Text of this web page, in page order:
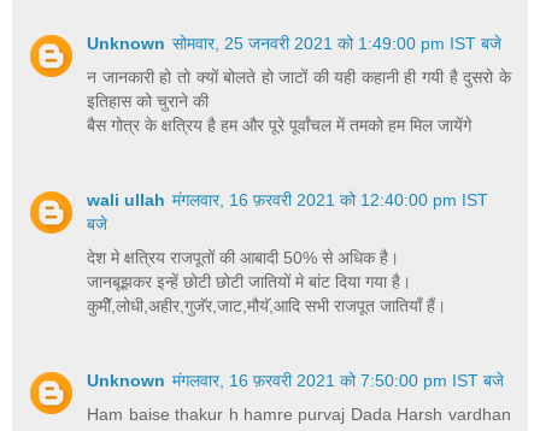
Unknown सोमवार, 25 जनवरी 2021 को 1:49:00 pm IST बजे
न जानकारी हो तो क्यों बोलते हो जाटों की यही कहानी ही गयी है दुसरो के
इतिहास को चुराने की
बैस गोत्र के क्षत्रिय है हम और पूरे पूर्वांचल में तमको हम मिल जायेंगे
wali ullah मंगलवार, 16 फ़रवरी 2021 को 12:40:00 pm IST
बजे
देश मे क्षत्रिय राजपूतों की आबादी 50% से अधिक है।
जानबूझकर इन्हें छोटी छोटी जातियों मे बांट दिया गया है।
कुमीॅ,लोधी,अहीर,गुजॅर,जाट,मौयॅ,आदि सभी राजपूत जातियाँ हैं।
Unknown मंगलवार, 16 फ़रवरी 2021 को 7:50:00 pm IST बजे
Ham baise thakur h hamre purvaj Dada Harsh vardhan